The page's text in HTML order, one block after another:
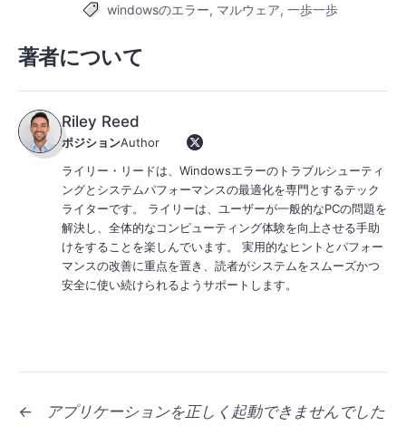
タグwindowsのエラー, マルウェア, 一歩一歩
著者について
Riley Reed
ポジションAuthor
ライリー・リードは、Windowsエラーのトラブルシューティ
ングとシステムパフォーマンスの最適化を専門とするテック
ライターです。 ライリーは、ユーザーが一般的なPCの問題を
解決し、全体的なコンピューティング体験を向上させる手助
けをすることを楽しんでいます。 実用的なヒントとパフォー
マンスの改善に重点を置き、読者がシステムをスムーズかつ
安全に使い続けられるようサポートします。
←
アプリケーションを正しく起動できませんでした